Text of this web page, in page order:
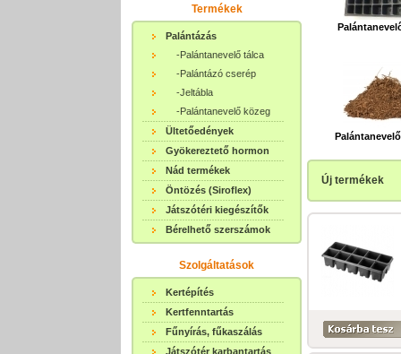
Termékek
Palántázás
-Palántanevelő tálca
-Palántázó cserép
-Jeltábla
-Palántanevelő közeg
Ültetőedények
Gyökereztető hormon
Nád termékek
Öntözés (Siroflex)
Játszótéri kiegészítők
Bérelhető szerszámok
Szolgáltatások
Kertépítés
Kertfenntartás
Fűnyírás, fűkaszálás
Játszótér karbantartás
Új termékek